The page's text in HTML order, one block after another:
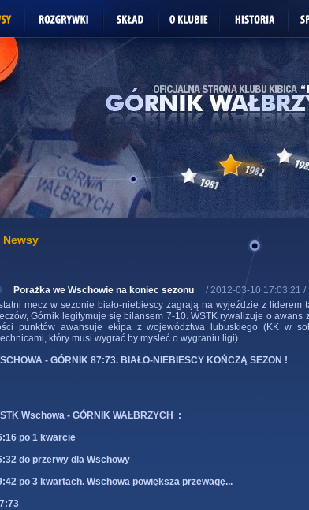
Newsy
Porażka we Wschowie na koniec sezonu
/ 2012-03-10 17:03:21 /
mecz w sezonie biało-niebiescy zagrają na wyjeździe z liderem
Górnik legitymuje się bilansem 7-10. WSTK rywalizuje o awans
punktów awansuje ekipa z województwa lubuskiego (KK w
który musi wygrać by mysleć o wygraniu ligi).
- GÓRNIK 87:73. BIAŁO-NIEBIESCY KOŃCZĄ SEZON !
Wschowa - GÓRNIK WAŁBRZYCH :
po 1 kwarcie
do przerwy dla Wschowy
po 3 kwartach. Wschowa powiększa przewagę...